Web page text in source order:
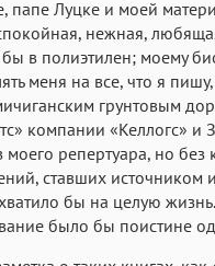
Аа
Helvetica Neue
Аа
Courier
папе Луцке и моей
нежная,
в полиэтилен; моему
меня на все, что я
грунтовым
компании «Келлогс» и
моего репертуара, но
ставших источником
бы на целую
было бы поистине